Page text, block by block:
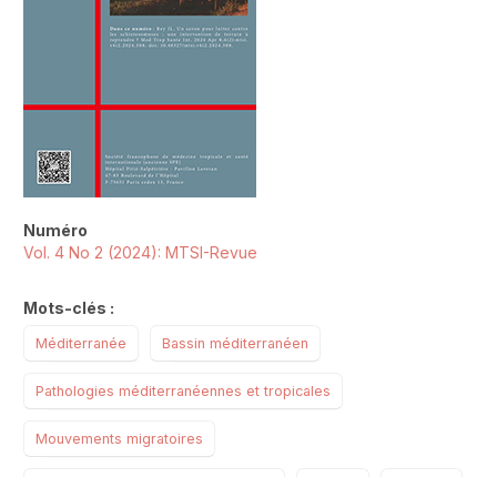
Numéro
Vol. 4 No 2 (2024): MTSI-Revue
Mots-clés :
Méditerranée Bassin méditerranéen
Pathologies méditerranéennes et tropicales
Mouvements migratoires